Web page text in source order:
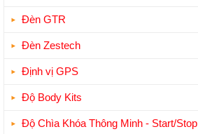
Đèn GTR
Đèn Zestech
Định vị GPS
Độ Body Kits
Độ Chìa Khóa Thông Minh - Start/Stop